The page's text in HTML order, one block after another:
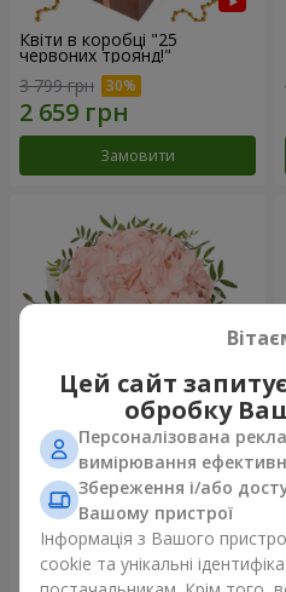
Квіти в коробці "25
червоних троянд!"
3 799 грн
Замовити
Квіти в коробці "Рожевий
опал"
1 370 грн
Замовити
Цей сайт
обробку
Персоналізована
вимірювання
Збереження і/або
Вашому пристрої
Інформація з Вашого
cookie та унікальні